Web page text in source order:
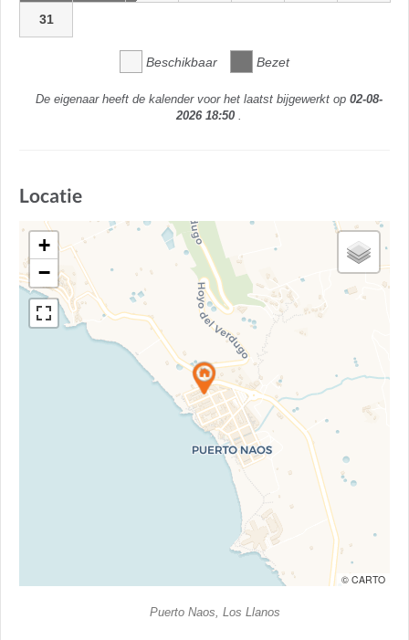
31
Beschikbaar Bezet
De eigenaar heeft de kalender voor het laatst bijgewerkt op 02-08-
2026 18:50 .
Locatie
+
−
© CARTO
Puerto Naos, Los Llanos